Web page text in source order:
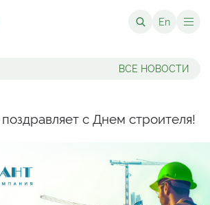
En
ВСЕ НОВОСТИ
с Днем строителя!